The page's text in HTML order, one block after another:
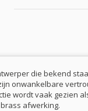
die bekend
onwankelbare
wordt vaak gezien
afwerking.